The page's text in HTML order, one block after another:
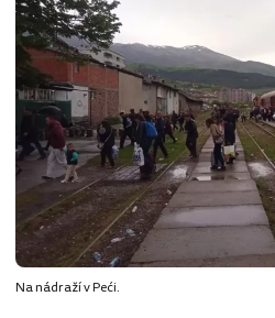
Na nádraží v Peći.